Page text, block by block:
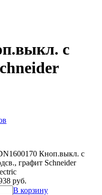
с
Кноп.выкл. с
графит Schneider
руб.
В корзину